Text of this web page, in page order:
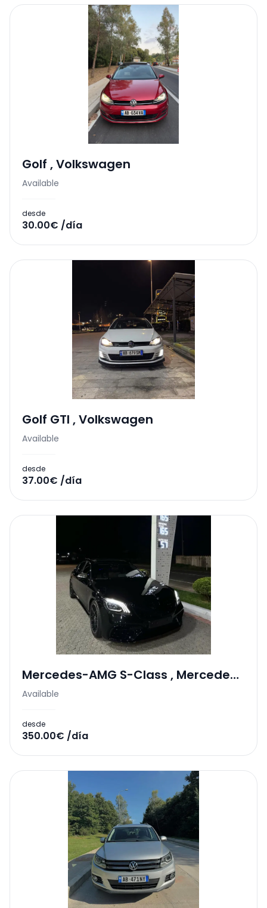
Golf ,Volkswagen
Available
desde
30.00€ /día
Golf GTI ,Volkswagen
Available
desde
37.00€ /día
Mercedes-AMG S-Class , Mercedes-
Benz
Available
desde
350.00€ /día